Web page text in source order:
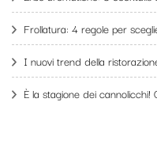
Frollatura: 4 regole per
I nuovi trend della
È la stagione dei